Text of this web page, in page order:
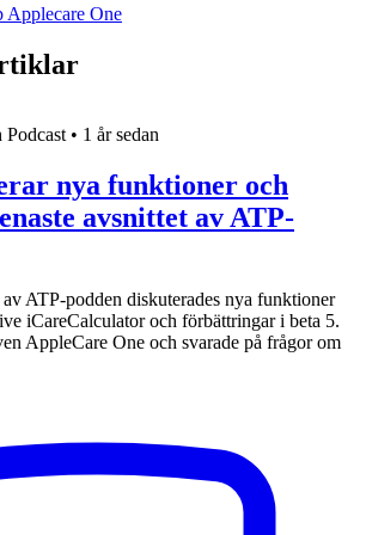
Applecare One
Podcast • 1 år sedan
nya funktioner och
avsnittet av ATP-
av ATP-podden diskuterades nya funktioner
iCareCalculator och förbättringar i beta 5.
AppleCare One och svarade på frågor om